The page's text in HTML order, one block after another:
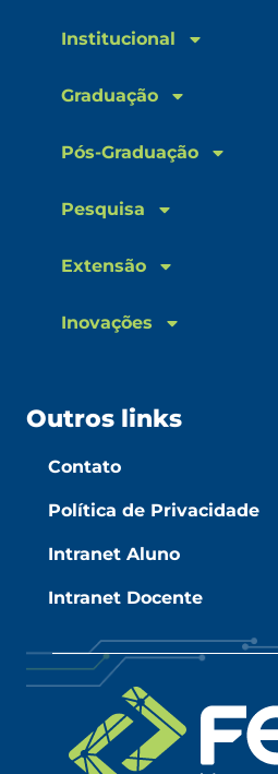
Institucional
Graduação
Pós-Graduação
Pesquisa
Extensão
Inovações
Outros links
Contato
Política de Privacidade
Intranet Aluno
Intranet Docente